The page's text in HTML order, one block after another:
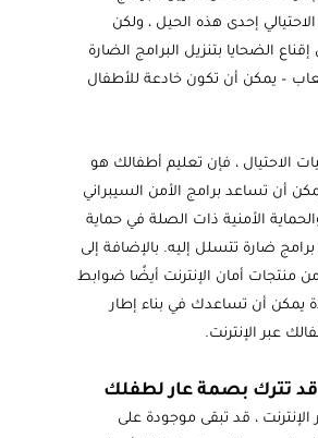
إحدى هذه الحيل ، ولكن
الضحايا بتنزيل البرامج الضارة
– يمكن أن تكون خادعة للأطفال
الاحتيال ، فإن تعليم أطفالك هو
أن تساعد برامج الأمن السيبراني
الأمنية ذات الصلة في حماية
ضارة تتسلل إليه. بالإضافة إلى
منتجات أمان الإنترنت أيضًا ضوابط
يمكن أن تساعدك في بناء إطار
عبر الإنترنت.
قد تترك بصمة عار لطفلك
الإنترنت ، قد تبقى موجودة على